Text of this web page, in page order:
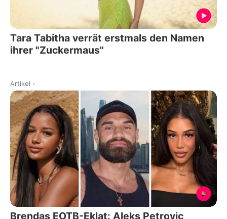
Tara Tabitha verrät erstmals den Namen
ihrer "Zuckermaus"
Artikel -
Brendas EOTB-Eklat: Aleks Petrovic